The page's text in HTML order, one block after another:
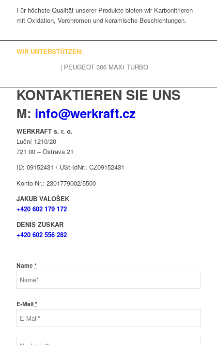
Für höchste Qualität unserer Produkte bieten wir Karbonitrieren
mit Oxidation, Verchromen und keramische Beschichtungen.
WIR UNTERSTÜTZEN:
| PEUGEOT 306 MAXI TURBO
KONTAKTIEREN SIE UNS
M: info@werkraft.cz
WERKRAFT s. r. o.
Luční 1210/20
721 00 – Ostrava 21
ID: 09152431 / USt-IdNr.: CZ09152431
Konto-Nr.: 2301779002/5500
JAKUB VALOŠEK
+420 602 179 172
DENIS ZUSKAR
+420 602 556 282
Name*
E-Mail*